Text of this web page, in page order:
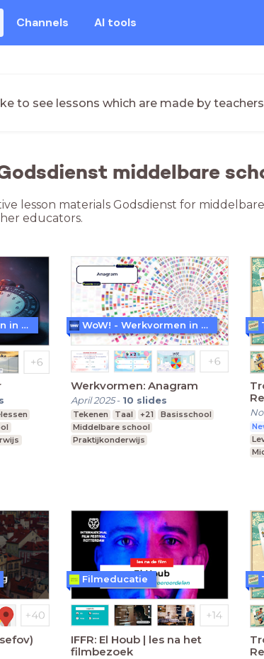
Channels AI tools
to see lessons which are made by
middelbare
lesson materials Godsdienst for
educators.
WoW! - Werkvormen in LessonUp
Werkvormen: Anagram
April 2025- 10 slides
Tekenen Taal +21
Basisschool
Middelbare school
Praktijkonderwijs
WoW! - Werkvormen in LessonUp
IFFR: El Houb | les na het
filmbezoek
Filmeducatie